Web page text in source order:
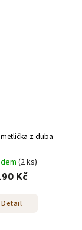
z duba
(2 ks)
Kč
Detail